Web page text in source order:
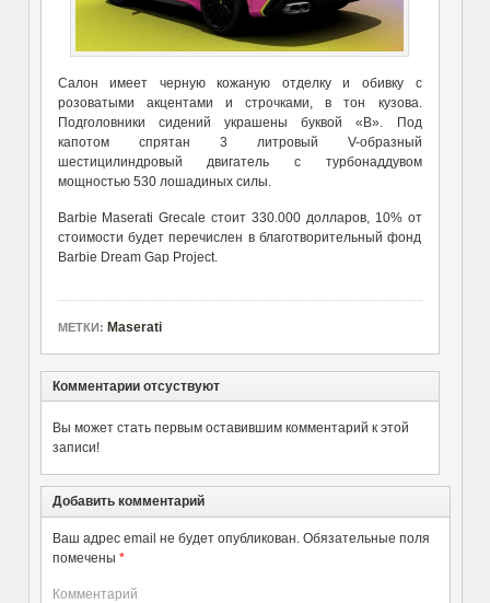
Салон имеет черную кожаную отделку и обивку с
розоватыми акцентами и строчками, в тон кузова.
Подголовники сидений украшены буквой «B». Под
капотом спрятан 3 литровый V-образный
шестицилиндровый двигатель с турбонаддувом
мощностью 530 лошадиных силы.
Barbie Maserati Grecale стоит 330.000 долларов, 10% от
стоимости будет перечислен в благотворительный фонд
Barbie Dream Gap Project.
МЕТКИ: Maserati
Комментарии отсуствуют
Вы может стать первым оставившим комментарий к этой
записи!
Добавить комментарий
Ваш адрес email не будет опубликован. Обязательные поля
помечены *
Комментарий